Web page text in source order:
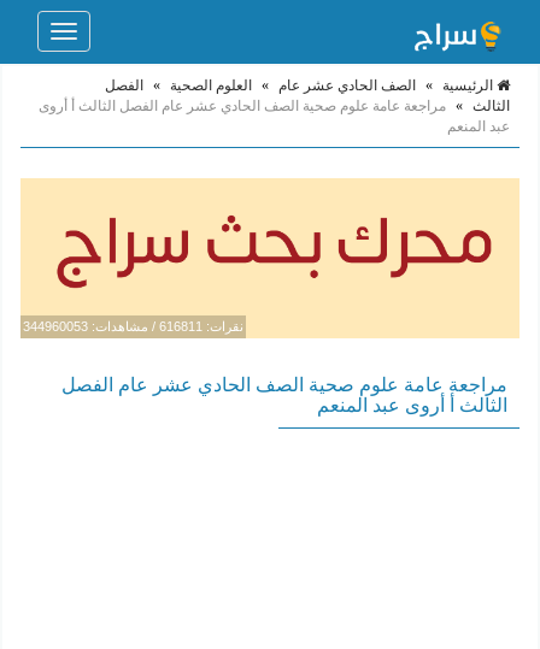
Toggle
الرئيسية » الصف الحادي عشر عام » العلوم الصحية »
الفصل
الثالث » مراجعة عامة علوم صحية الصف الحادي عشر عام الفصل الثالث أ أروى
عبد المنعم
نقرات: 616811 / مشاهدات: 344960053
مراجعة عامة علوم صحية الصف الحادي عشر عام الفصل
الثالث أ أروى عبد المنعم